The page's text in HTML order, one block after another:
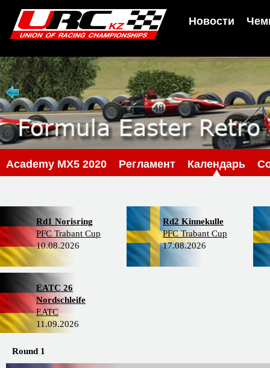
Новости
Academy MX5 2020 Регламент Календарь
Rd1 Norisring
PFC Trabant Cup
10.08.2026
Rd2 Kinnekulle
PFC Trabant Cup
17.08.2026
EATC 26
Nordschleife
EATC
11.09.2026
Round 1